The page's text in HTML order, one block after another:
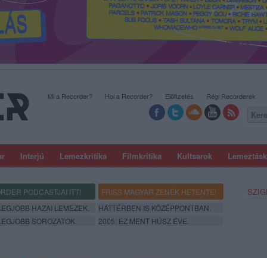
Interjú Lemezkritika Filmkritika Kultsarok
Mi a Recorder? Hol a Recorder? Előfizetés Régi Recorderek
PODCASTJAI ITT!
FRISS MAGYAR ZENÉK HETENTE!
HAZAI LEMEZEK.
HÁTTÉRBEN IS KÖZÉPPONTBAN.
SOROZATOK. 2005: EZ MENT HÚSZ ÉVE.